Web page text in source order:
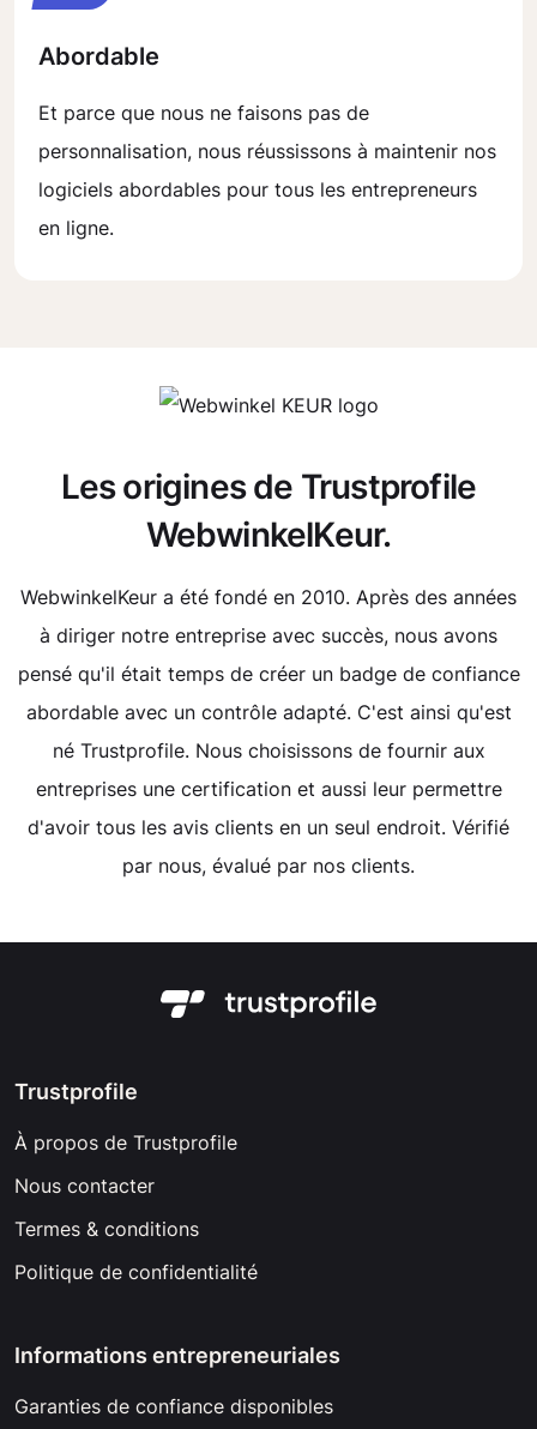
Abordable
Et parce que nous ne faisons pas de
personnalisation, nous réussissons à maintenir nos
logiciels abordables pour tous les entrepreneurs
en ligne.
Les origines de Trustprofile
WebwinkelKeur.
WebwinkelKeur a été fondé en 2010. Après des années
à diriger notre entreprise avec succès, nous avons
pensé qu'il était temps de créer un badge de confiance
abordable avec un contrôle adapté. C'est ainsi qu'est
né Trustprofile. Nous choisissons de fournir aux
entreprises une certification et aussi leur permettre
d'avoir tous les avis clients en un seul endroit. Vérifié
par nous, évalué par nos clients.
Trustprofile
À propos de Trustprofile
Nous contacter
Termes & conditions
Politique de confidentialité
Informations entrepreneuriales
Garanties de confiance disponibles